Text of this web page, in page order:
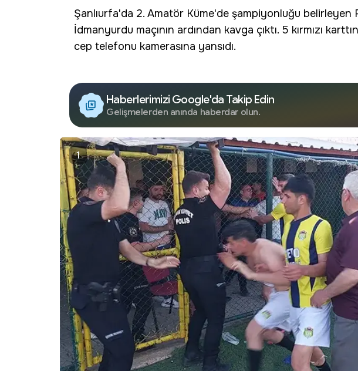
Şanlıurfa'da 2. Amatör Küme'de şampiyonluğu belirleyen
İdmanyurdu maçının ardından kavga çıktı. 5 kırmızı
cep telefonu kamerasına yansıdı.
Haberlerimizi Google'da Takip Edin
Gelişmelerden anında haberdar olun.
1